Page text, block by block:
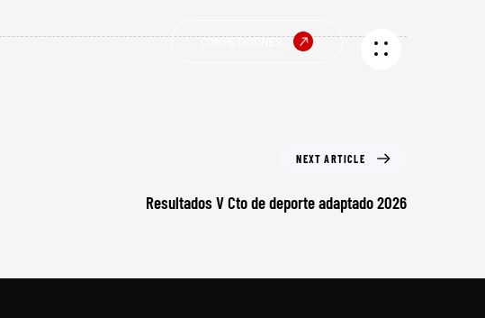
COMPETICIONES
NEXT ARTICLE
Resultados V Cto de deporte adaptado 2026